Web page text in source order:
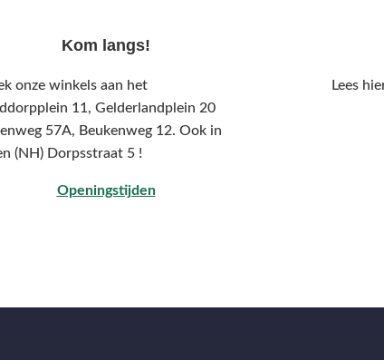
Kom langs!
onze winkels aan het
11, Gelderlandplein 20
57A, Beukenweg 12. Ook in
(NH) Dorpsstraat 5 !
Openingstijden
Lees